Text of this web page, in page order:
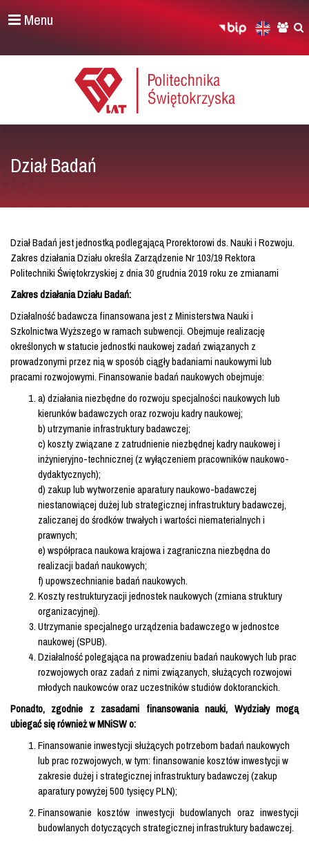
Menu
Dział Badań
Dział Badań jest jednostką podlegającą Prorektorowi ds. Nauki i Rozwoju.
Zakres działania Działu określa Zarządzenie Nr 103/19 Rektora
Politechniki Świętokrzyskiej z dnia 30 grudnia 2019 roku ze zmianami
Zakres działania Działu Badań:
Działalność badawcza finansowana jest z Ministerstwa Nauki i
Szkolnictwa Wyższego w ramach subwencji. Obejmuje realizację
określonych w statucie jednostki naukowej zadań związanych z
prowadzonymi przez nią w sposób ciągły badaniami naukowymi lub
pracami rozwojowymi. Finansowanie badań naukowych obejmuje:
a) działania niezbędne do rozwoju specjalności naukowych lub
kierunków badawczych oraz rozwoju kadry naukowej;
b) utrzymanie infrastruktury badawczej;
c) koszty związane z zatrudnienie niezbędnej kadry naukowej i
inżynieryjno-technicznej (z wyłączeniem pracowników naukowo-
dydaktycznych);
d) zakup lub wytworzenie aparatury naukowo-badawczej
niestanowiącej dużej lub strategicznej infrastruktury badawczej,
zaliczanej do środków trwałych i wartości niematerialnych i
prawnych;
e) współpraca naukowa krajowa i zagraniczna niezbędna do
realizacji badań naukowych;
f) upowszechnianie badań naukowych.
Koszty restrukturyzacji jednostek naukowych (zmiana struktury
organizacyjnej).
Utrzymanie specjalnego urządzenia badawczego w jednostce
naukowej (SPUB).
Działalność polegająca na prowadzeniu badań naukowych lub prac
rozwojowych oraz zadań z nimi związanych, służących rozwojowi
młodych naukowców oraz uczestników studiów doktoranckich.
Ponadto, zgodnie z zasadami finansowania nauki, Wydziały mogą
ubiegać się również w MNiSW o:
Finansowanie inwestycji służących potrzebom badań naukowych
lub prac rozwojowych, w tym: finansowanie kosztów inwestycji w
zakresie dużej i strategicznej infrastruktury badawczej (zakup
aparatury powyżej 500 tysięcy PLN);
Finansowanie kosztów inwestycji budowlanych oraz inwestycji
budowlanych dotyczących strategicznej infrastruktury badawczej.